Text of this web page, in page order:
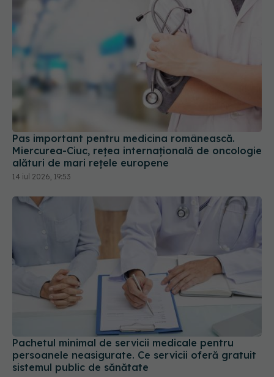
Pas important pentru medicina românească.
Miercurea-Ciuc, rețea internațională de oncologie
alături de mari rețele europene
14 iul 2026, 19:53
Pachetul minimal de servicii medicale pentru
persoanele neasigurate. Ce servicii oferă gratuit